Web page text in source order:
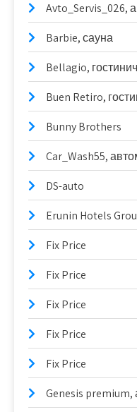
Avto_Servis_026,
Barbie, сауна
Bellagio,
Buen Retiro,
Bunny Brothers
Car_Wash55,
DS-auto
Erunin Hotels
Fix Price
Fix Price
Fix Price
Fix Price
Fix Price
Genesis